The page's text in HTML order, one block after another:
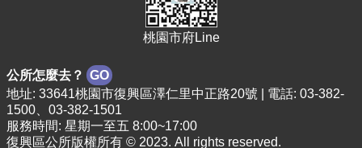
桃園市府Line
公所怎麼去？ GO
地址: 33641桃園市復興區澤仁里中正路20號 | 電話: 03-382-
1500、03-382-1501
服務時間: 星期一至五 8:00~17:00
復興區公所版權所有 © 2023. All rights reserved.